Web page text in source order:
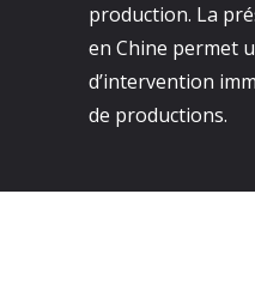
production. La
en Chine permet
d’intervention
de productions.